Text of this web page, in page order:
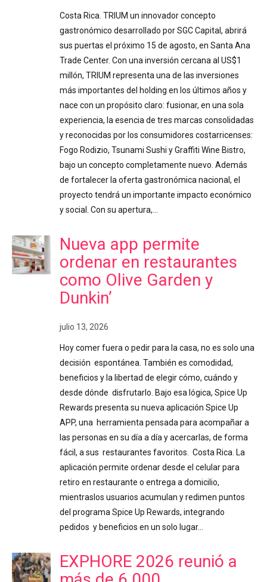
Costa Rica. TRIUM un innovador concepto
gastronómico desarrollado por SGC Capital, abrirá
sus puertas el próximo 15 de agosto, en Santa Ana
Trade Center. Con una inversión cercana al US$1
millón, TRIUM representa una de las inversiones
más importantes del holding en los últimos años y
nace con un propósito claro: fusionar, en una sola
experiencia, la esencia de tres marcas consolidadas
y reconocidas por los consumidores costarricenses:
Fogo Rodizio, Tsunami Sushi y Graffiti Wine Bistro,
bajo un concepto completamente nuevo. Además
de fortalecer la oferta gastronómica nacional, el
proyecto tendrá un importante impacto económico
y social. Con su apertura,…
Nueva app permite
ordenar en restaurantes
como Olive Garden y
Dunkin’
julio 13, 2026
Hoy comer fuera o pedir para la casa, no es solo una
decisión espontánea. También es comodidad,
beneficios y la libertad de elegir cómo, cuándo y
desde dónde disfrutarlo. Bajo esa lógica, Spice Up
Rewards presenta su nueva aplicación Spice Up
APP, una herramienta pensada para acompañar a
las personas en su día a día y acercarlas, de forma
fácil, a sus restaurantes favoritos. Costa Rica. La
aplicación permite ordenar desde el celular para
retiro en restaurante o entrega a domicilio,
mientraslos usuarios acumulan y redimen puntos
del programa Spice Up Rewards, integrando
pedidos y beneficios en un solo lugar…
EXPHORE 2026 reunió a